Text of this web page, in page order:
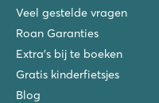
Veel gestelde vragen
Roan Garanties
Extra's bij te boeken
Gratis kinderfietsjes
Blog